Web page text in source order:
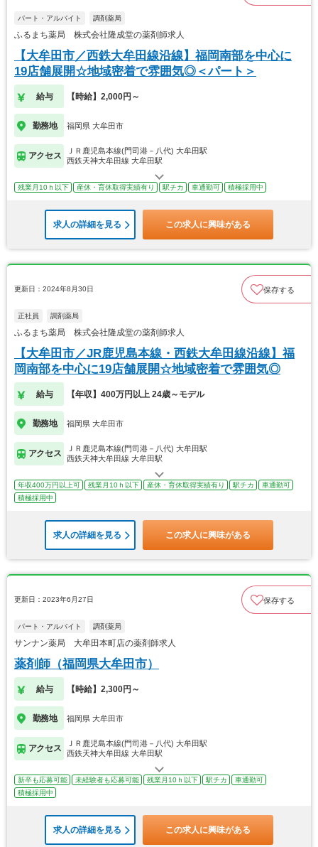
パート・アルバイト 調剤薬局
ふるまち薬局 株式会社隆成堂の薬剤師求人
【大牟田市／西鉄大牟田線沿線】福岡南部を中心に
19店舗展開☆地域密着で雰囲気◎＜パート＞
給与 【時給】2,000円～
勤務地 福岡県 大牟田市
アクセス
ＪＲ鹿児島本線(門司港－八代) 大牟田駅
西鉄天神大牟田線 大牟田駅
残業月10ｈ以下 産休・育休取得実績有り 駅チカ 車通勤可 積極採用中
求人の詳細を見る この求人に興味がある
更新日：2024年8月30日 保存する
正社員 調剤薬局
ふるまち薬局 株式会社隆成堂の薬剤師求人
【大牟田市／JR鹿児島本線・西鉄大牟田線沿線】福
岡南部を中心に19店舗展開☆地域密着で雰囲気◎
給与 【年収】400万円以上 24歳～モデル
勤務地 福岡県 大牟田市
アクセス
ＪＲ鹿児島本線(門司港－八代) 大牟田駅
西鉄天神大牟田線 大牟田駅
年収400万円以上可 残業月10ｈ以下 産休・育休取得実績有り 駅チカ
車通勤可
積極採用中
求人の詳細を見る この求人に興味がある
更新日：2023年6月27日 保存する
パート・アルバイト 調剤薬局
サンナン薬局 大牟田本町店の薬剤師求人
薬剤師（福岡県大牟田市）
給与 【時給】2,300円～
勤務地 福岡県 大牟田市
アクセス
ＪＲ鹿児島本線(門司港－八代) 大牟田駅
西鉄天神大牟田線 大牟田駅
新卒も応募可能 未経験者も応募可能 残業月10ｈ以下 駅チカ
車通勤可
積極採用中
求人の詳細を見る この求人に興味がある